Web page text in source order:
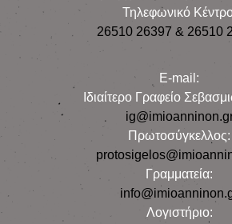
Τηλεφωνικό
26510 26397 & 26510
E-mail:
Iδιαίτερο Γραφείο
Πρωτοσύγκελλος:
Γραμματεία:
Λογιστήριο: